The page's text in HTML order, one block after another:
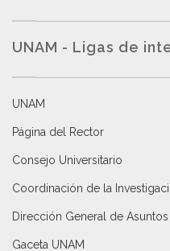
UNAM - Ligas de
UNAM
Página del Rector
Consejo Universitario
Coordinación de la
Dirección General de
Gaceta UNAM